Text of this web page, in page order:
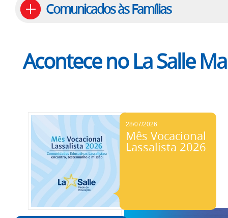
Comunicados às Famílias
Acontece no La Salle
28/07/2026
Mês Vocacional
Lassalista 2026